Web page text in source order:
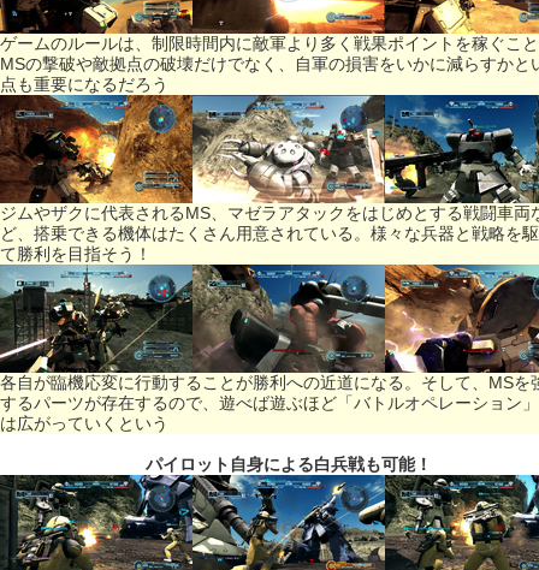
ゲームのルールは、制限時間内に敵軍より多く戦果ポイントを稼ぐこ
MSの撃破や敵拠点の破壊だけでなく、自軍の損害をいかに減らすかと
点も重要になるだろう
ジムやザクに代表されるMS、マゼラアタックをはじめとする戦闘車両
ど、搭乗できる機体はたくさん用意されている。様々な兵器と戦略を
て勝利を目指そう！
各自が臨機応変に行動することが勝利への近道になる。そして、MSを
するパーツが存在するので、遊べば遊ぶほど「バトルオペレーション
は広がっていくという
パイロット自身による白兵戦も可能！